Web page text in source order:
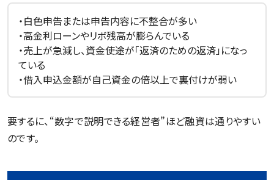
・白色申告または申告内容に不整合が多い
・高金利ローンやリボ残高が膨らんでいる
・売上が急減し、資金使途が「返済のための返済」になっ
ている
・借入申込金額が自己資金の倍以上で裏付けが弱い
要するに、“数字で説明できる経営者”ほど融資は通りやすい
のです。